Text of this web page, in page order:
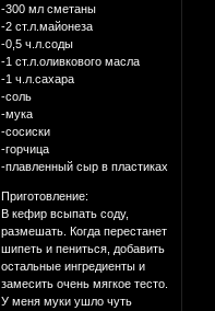
-300 мл сметаны
-2 ст.л.майонеза
-0,5 ч.л.соды
-1 ст.л.оливкового масла
-1 ч.л.сахара
-соль
-мука
-сосиски
-горчица
-плавленный сыр в пластиках
Приготовление:
В кефир всыпать соду,
размешать. Когда перестанет
шипеть и пениться, добавить
остальные ингредиенты и
замесить очень мягкое тесто.
У меня муки ушло чуть